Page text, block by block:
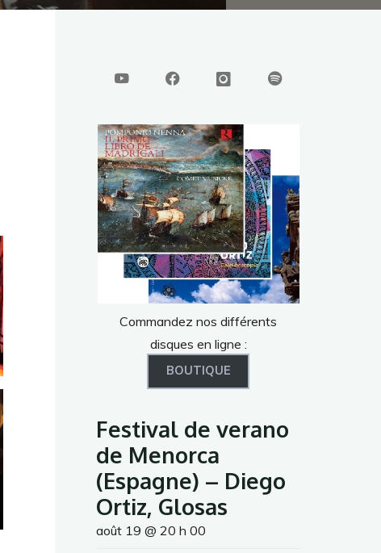
Commandez nos différents
disques en ligne :
BOUTIQUE
Festival de verano
de Menorca
(Espagne) – Diego
Ortiz, Glosas
août 19 @ 20 h 00